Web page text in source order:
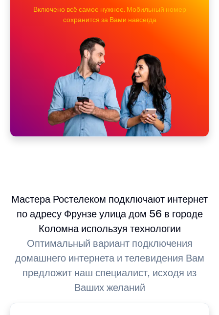
Включено всё самое нужное. Мобильный номер
сохранится за Вами навсегда
Мастера Ростелеком подключают интернет
по адресу Фрунзе улица дом 56 в городе
Коломна используя технологии
Оптимальный вариант подключения
домашнего интернета и телевидения Вам
предложит наш специалист, исходя из
Ваших желаний